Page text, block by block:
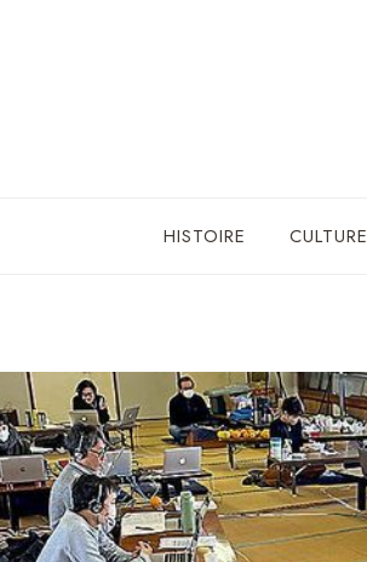
HISTOIRE CULTURE